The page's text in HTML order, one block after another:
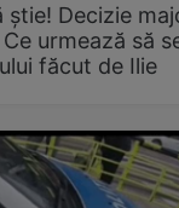
Decizie
urmează să
făcut de Ilie